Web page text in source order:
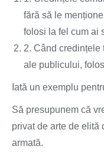
fără să le
folosi la fel cum ai
2. Când credințele
ale publicului,
Iată un exemplu
Să presupunem că
privat de arte de elită
armată.